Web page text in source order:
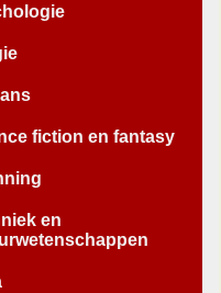
fiction en fantasy
en